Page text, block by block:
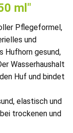
ml"
Pflegeformel,
und
Hufhorn gesund,
Wasserhaushalt
Huf und bindet
elastisch und
trockenen und